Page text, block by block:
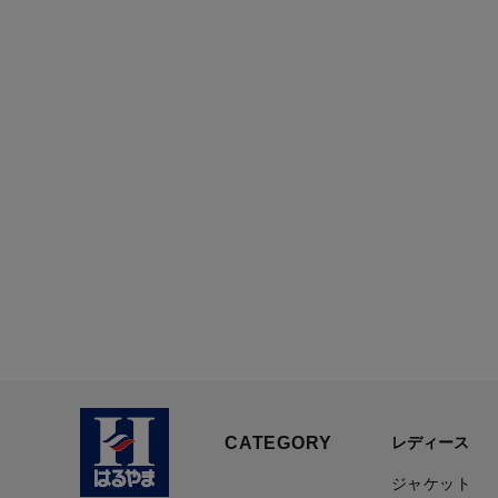
CATEGORY レディース
ジャケット